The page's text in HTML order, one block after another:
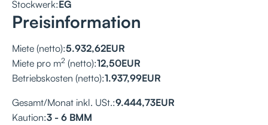
Stockwerk:EG
Preisinformation
Miete (netto):5.932,62EUR
Miete pro m2 (netto):12,50EUR
Betriebskosten (netto):1.937,99EUR
Gesamt/Monat inkl. USt.:9.444,73EUR
Kaution:3 - 6 BMM